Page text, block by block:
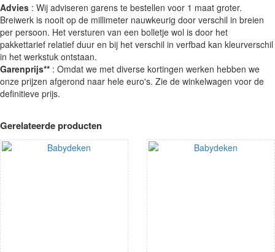
Advies : Wij adviseren garens te bestellen voor 1 maat groter.
Breiwerk is nooit op de millimeter nauwkeurig door verschil in breien
per persoon. Het versturen van een bolletje wol is door het
pakkettarief relatief duur en bij het verschil in verfbad kan kleurverschil
in het werkstuk ontstaan.
Garenprijs** : Omdat we met diverse kortingen werken hebben we
onze prijzen afgerond naar hele euro's. Zie de winkelwagen voor de
definitieve prijs.
Gerelateerde producten